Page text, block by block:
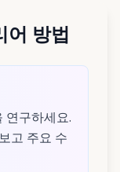
어 방법
연구하세요.
고 주요 수